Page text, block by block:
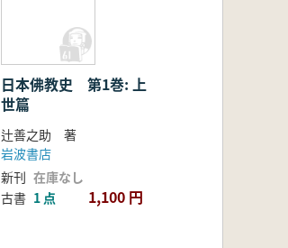
日本佛教史 第1巻: 上
世篇
辻善之助 著
岩波書店
新刊 在庫なし
古書 1 点 1,100 円